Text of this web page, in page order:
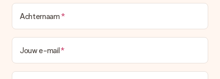
Achternaam
Jouw e-mail